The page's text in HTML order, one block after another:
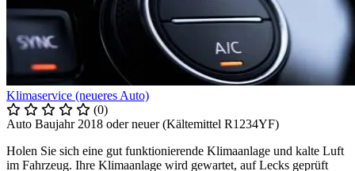
Klimaservice (neueres Auto)
(0)
Auto Baujahr 2018 oder neuer (Kältemittel R1234YF)
Holen Sie sich eine gut funktionierende Klimaanlage und kalte Luft
im Fahrzeug. Ihre Klimaanlage wird gewartet, auf Lecks geprüft